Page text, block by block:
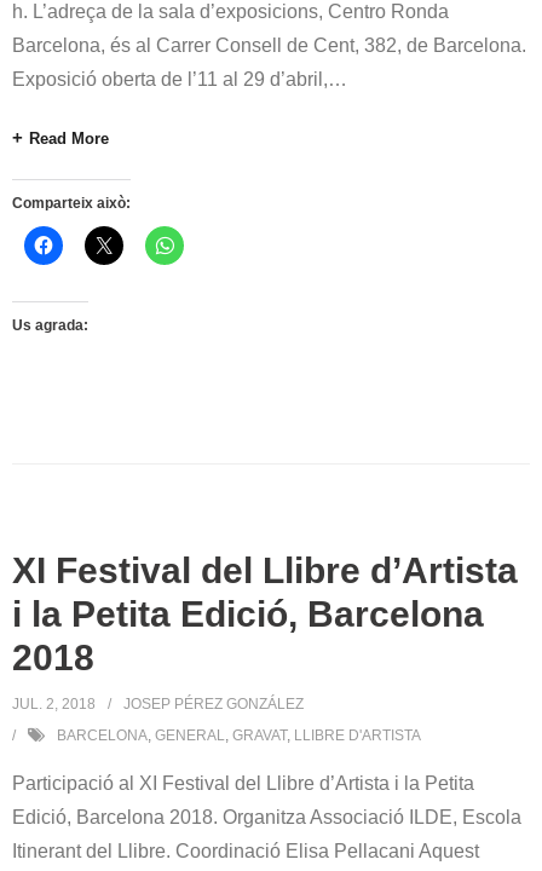
h. L’adreça de la sala d’exposicions, Centro Ronda
Barcelona, és al Carrer Consell de Cent, 382, de Barcelona.
Exposició oberta de l’11 al 29 d’abril,…
Read More
Comparteix això:
Us agrada:
XI Festival del Llibre d’Artista
i la Petita Edició, Barcelona
2018
JUL. 2, 2018
JOSEP PÉREZ GONZÁLEZ
BARCELONA, GENERAL, GRAVAT, LLIBRE D'ARTISTA
Participació al XI Festival del Llibre d’Artista i la Petita
Edició, Barcelona 2018. Organitza Associació ILDE, Escola
Itinerant del Llibre. Coordinació Elisa Pellacani Aquest